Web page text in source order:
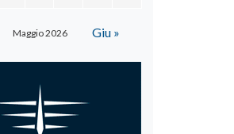
Maggio 2026 Giu »